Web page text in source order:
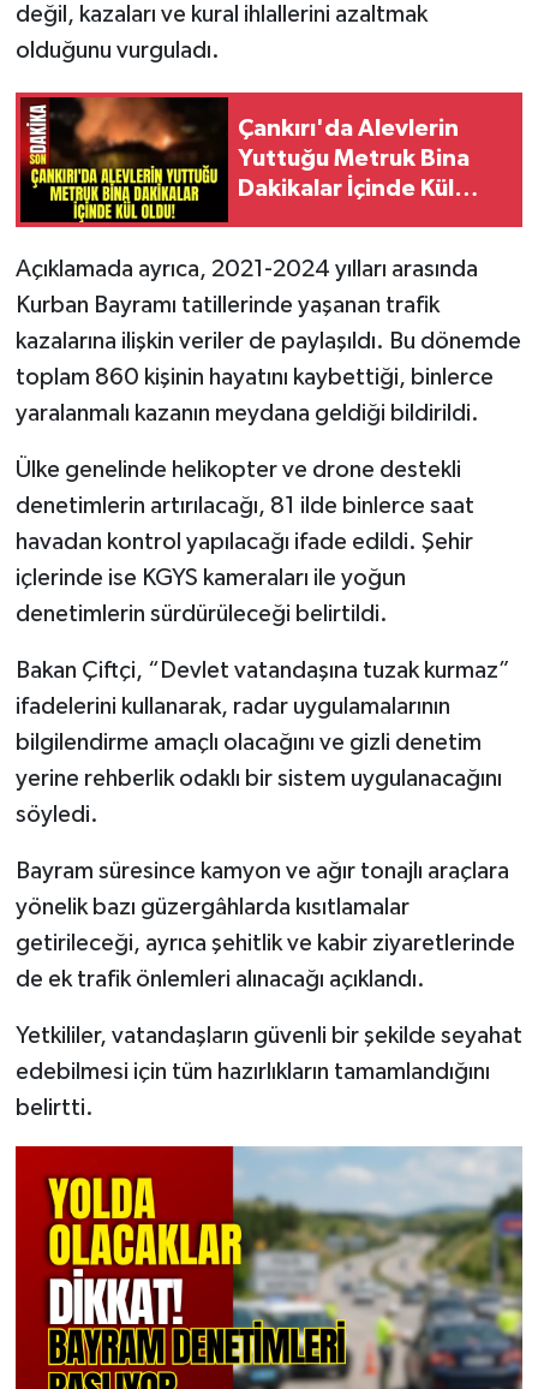
değil, kazaları ve kural ihlallerini azaltmak
olduğunu vurguladı.
Çankırı'da Alevlerin
Yuttuğu Metruk Bina
Dakikalar İçinde Kül
Açıklamada ayrıca, 2021-2024 yılları arasında
Kurban Bayramı tatillerinde yaşanan trafik
kazalarına ilişkin veriler de paylaşıldı. Bu dönemde
toplam 860 kişinin hayatını kaybettiği, binlerce
yaralanmalı kazanın meydana geldiği bildirildi.
Ülke genelinde helikopter ve drone destekli
denetimlerin artırılacağı, 81 ilde binlerce saat
havadan kontrol yapılacağı ifade edildi. Şehir
içlerinde ise KGYS kameraları ile yoğun
denetimlerin sürdürüleceği belirtildi.
Bakan Çiftçi, “Devlet vatandaşına tuzak kurmaz”
ifadelerini kullanarak, radar uygulamalarının
bilgilendirme amaçlı olacağını ve gizli denetim
yerine rehberlik odaklı bir sistem uygulanacağını
söyledi.
Bayram süresince kamyon ve ağır tonajlı araçlara
yönelik bazı güzergâhlarda kısıtlamalar
getirileceği, ayrıca şehitlik ve kabir ziyaretlerinde
de ek trafik önlemleri alınacağı açıklandı.
Yetkililer, vatandaşların güvenli bir şekilde seyahat
edebilmesi için tüm hazırlıkların tamamlandığını
belirtti.